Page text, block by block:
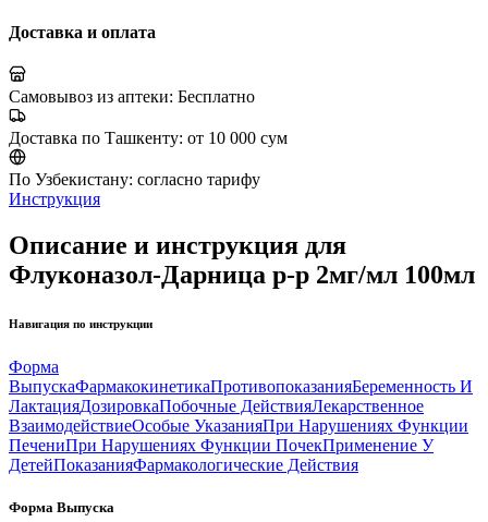
Доставка и оплата
Самовывоз из аптеки: Бесплатно
Доставка по Ташкенту: от 10 000 сум
По Узбекистану: согласно тарифу
Инструкция
Описание и инструкция для
Флуконазол-Дарница р-р 2мг/мл 100мл
Навигация по инструкции
Форма
ВыпускаФармакокинетикаПротивопоказанияБеременность И
ЛактацияДозировкаПобочные ДействияЛекарственное
ВзаимодействиеОсобые УказанияПри Нарушениях Функции
ПечениПри Нарушениях Функции ПочекПрименение У
ДетейПоказанияФармакологические Действия
Форма Выпуска